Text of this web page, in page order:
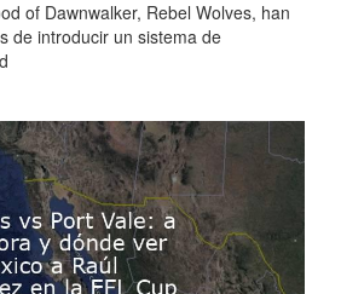
of Dawnwalker, Rebel Wolves, han
de introducir un sistema de